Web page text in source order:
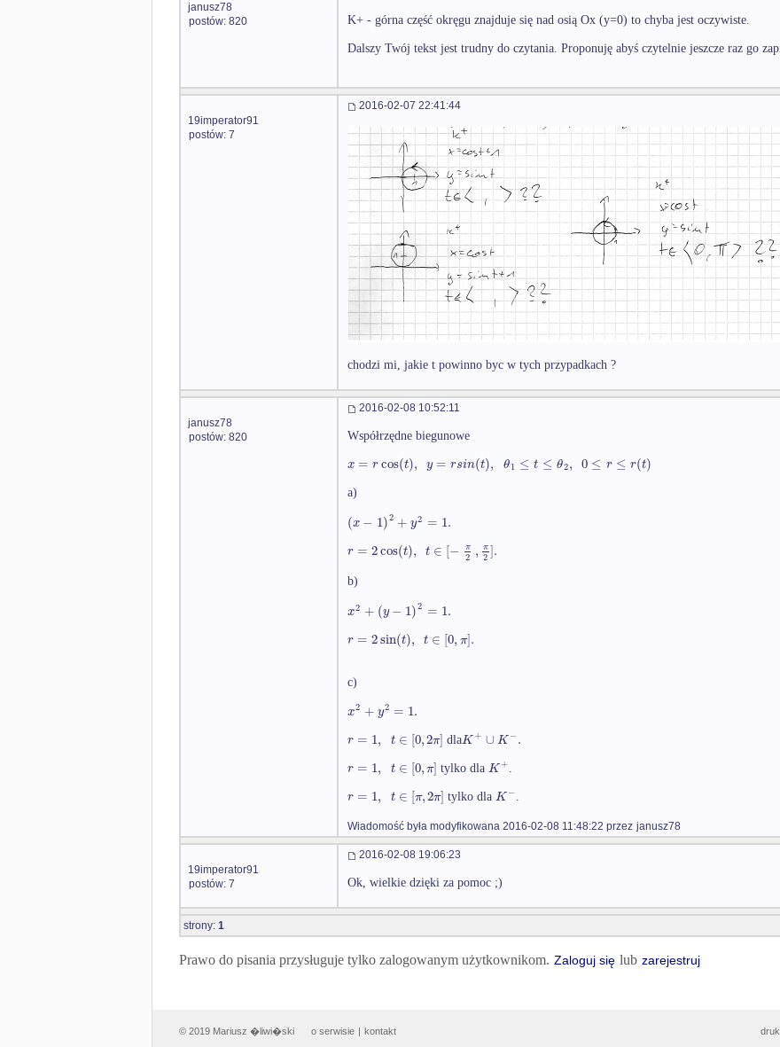
janusz78
postów: 820
K+ - górna część okręgu znajduje się nad osią Ox (y=0) to chyba jest oczywiste.
Dalszy Twój tekst jest trudny do czytania. Proponuję abyś czytelnie jeszcze raz go
19imperator91
postów: 7
2016-02-07 22:41:44
chodzi mi, jakie t powinno byc w tych przypadkach ?
janusz78
postów: 820
2016-02-08 10:52:11
Współrzędne biegunowe
x = rcos(t), y = rsin(t), θ1 ≤ t ≤ θ2, 0 ≤ r ≤ r(t)
a)
(x− 1)2 + y2 = 1.
r = 2cos(t), t ∈ [− π
2 , π
2].
b)
x2 + (y − 1)2 = 1.
r = 2sin(t), t ∈ [0,π].
c)
x2 +y2 = 1.
r = 1, t ∈ [0,2π] dlaK+ ∪K−.
r = 1, t ∈ [0,π] tylko dlaK+.
r = 1, t ∈ [π,2π] tylko dlaK− .
Wiadomość była modyfikowana 2016-02-08 11:48:22 przez janusz78
19imperator91
postów: 7
2016-02-08 19:06:23
Ok, wielkie dzięki za pomoc ;)
strony: 1
Prawo do pisania przysługuje tylko zalogowanym użytkownikom. Zaloguj się lub zarejestruj
© 2019 Mariusz �liwi�ski o serwisie | kontakt